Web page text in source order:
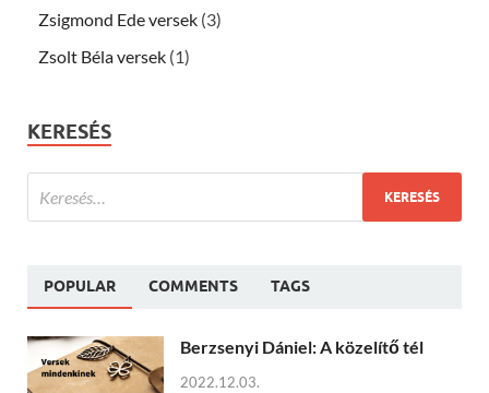
Zsigmond Ede versek (3)
Zsolt Béla versek (1)
KERESÉS
POPULAR COMMENTS TAGS
Berzsenyi Dániel: A közelítő tél
2022.12.03.